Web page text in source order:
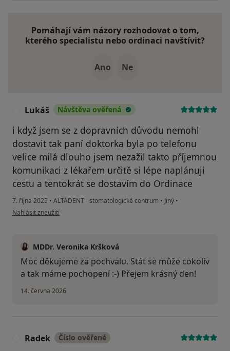
Pomáhají vám názory rozhodovat o tom,
kterého specialistu nebo ordinaci navštívit?
Ano Ne
Lukáš Návštěva ověřená
i když jsem se z dopravních důvodu nemohl
dostavit tak paní doktorka byla po telefonu
velice milá dlouho jsem nezažil takto příjemnou
komunikaci z lékařem určitě si lépe naplánuji
cestu a tentokrát se dostavím do Ordinace
7. října 2025 • ALTADENT - stomatologické centrum • Jiný •
podle názoru uživatele Lukáš
Nahlásit zneužití
MDDr. Veronika Kršková
Moc děkujeme za pochvalu. Stát se může cokoliv
a tak máme pochopení :-) Přejem krásný den!
14. června 2026
Radek Číslo ověřené